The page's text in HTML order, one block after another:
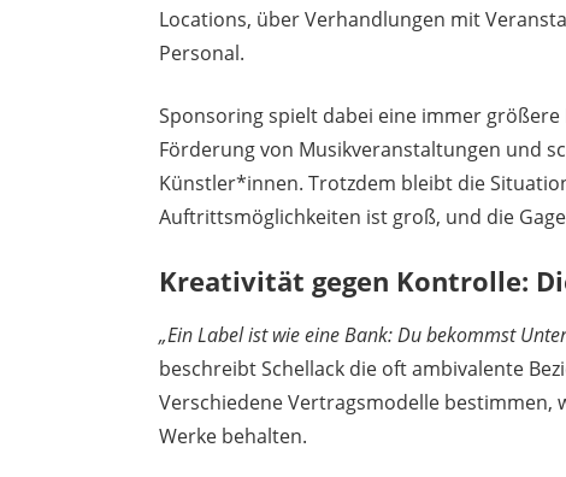
Locations, über Verhandlungen mit
Personal.
Sponsoring spielt dabei eine immer
Förderung von Musikveranstaltungen und
Künstler*innen. Trotzdem bleibt die
Auftrittsmöglichkeiten ist groß, und die
Kreativität gegen Kontrolle:
„Ein Label ist wie eine Bank: Du bekommst
beschreibt Schellack die oft ambivalente
Verschiedene Vertragsmodelle
Werke behalten.